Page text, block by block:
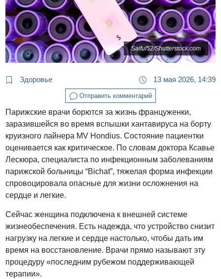
Saiful52/Shutterstock.com
Здоровье 13 мая 2026, 14:39
Отправить комментарий
Парижские врачи борются за жизнь француженки,
заразившейся во время вспышки хантавируса на борту
круизного лайнера MV Hondius. Состояние пациентки
оценивается как критическое. По словам доктора Ксавье
Лескюра, специалиста по инфекционным заболеваниям
парижской больницы “Bichat”, тяжелая форма инфекции
спровоцировала опасные для жизни осложнения на
сердце и легкие.
Сейчас женщина подключена к внешней системе
жизнеобеспечения. Есть надежда, что устройство снизит
нагрузку на легкие и сердце настолько, чтобы дать им
время на восстановление. Врачи прямо называют эту
процедуру «последним рубежом поддерживающей
терапии».